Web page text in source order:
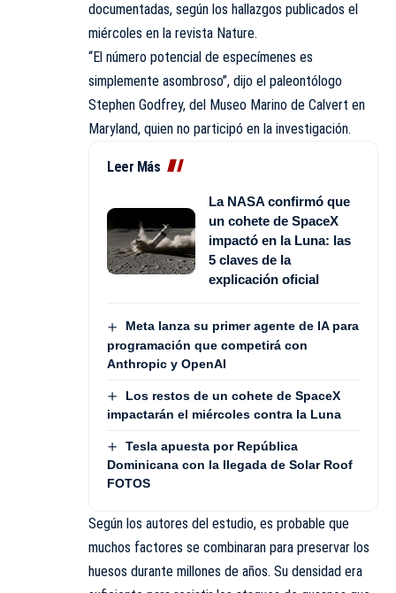
documentadas, según los hallazgos publicados el
miércoles en la revista Nature.
“El número potencial de especímenes es
simplemente asombroso”, dijo el paleontólogo
Stephen Godfrey, del Museo Marino de Calvert en
Maryland, quien no participó en la investigación.
Leer Más
La NASA confirmó que
un cohete de SpaceX
impactó en la Luna: las
5 claves de la
explicación oficial
Meta lanza su primer agente de IA para
programación que competirá con
Anthropic y OpenAI
Los restos de un cohete de SpaceX
impactarán el miércoles contra la Luna
Tesla apuesta por República
Dominicana con la llegada de Solar Roof
FOTOS
Según los autores del estudio, es probable que
muchos factores se combinaran para preservar los
huesos durante millones de años. Su densidad era